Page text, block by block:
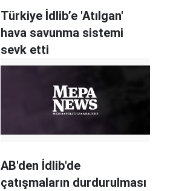
Türkiye İdlib’e 'Atılgan'
hava savunma sistemi
sevk etti
AB'den İdlib'de
çatışmaların durdurulması